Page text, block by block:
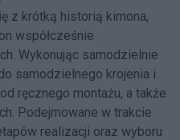
z krótką historią kimona,
współcześnie
Wykonując samodzielnie
samodzielnego krojenia i
ręcznego montażu, a także
Podejmowane w trakcie
realizacji oraz wyboru